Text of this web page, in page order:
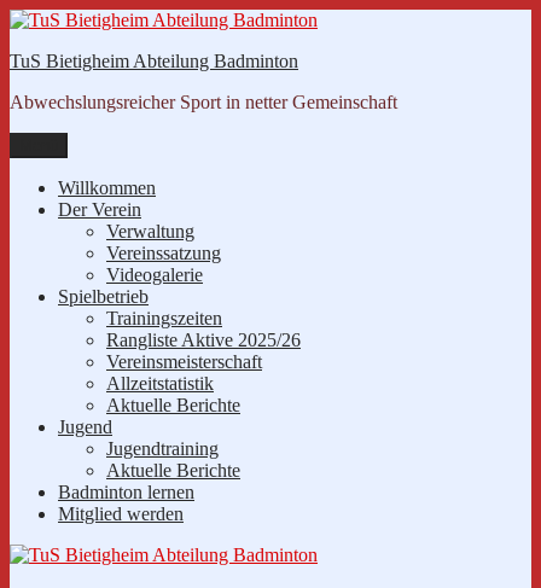
Zum
springen
TuS Bietigheim Abteilung Badminton
Abwechslungsreicher Sport in netter Gemeinschaft
Willkommen
Der Verein
Verwaltung
Vereinssatzung
Videogalerie
Spielbetrieb
Trainingszeiten
Rangliste Aktive 2025/26
Vereinsmeisterschaft
Allzeitstatistik
Aktuelle Berichte
Jugend
Jugendtraining
Aktuelle Berichte
Badminton lernen
Mitglied werden